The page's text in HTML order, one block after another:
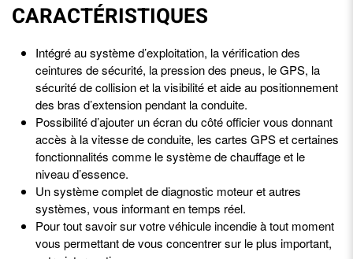
CARACTÉRISTIQUES
Intégré au système d’exploitation, la vérification des
ceintures de sécurité, la pression des pneus, le GPS, la
sécurité de collision et la visibilité et aide au positionnement
des bras d’extension pendant la conduite.
Possibilité d’ajouter un écran du côté officier vous donnant
accès à la vitesse de conduite, les cartes GPS et certaines
fonctionnalités comme le système de chauffage et le
niveau d’essence.
Un système complet de diagnostic moteur et autres
systèmes, vous informant en temps réel.
Pour tout savoir sur votre véhicule incendie à tout moment
vous permettant de vous concentrer sur le plus important,